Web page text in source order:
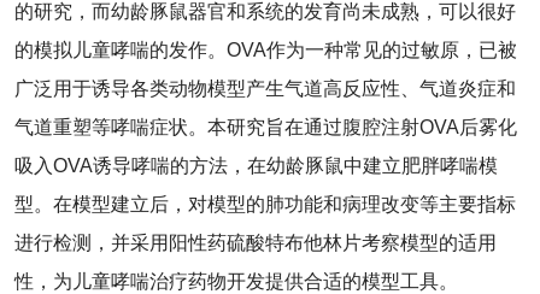
的研究，而幼龄豚鼠器官和系统的发育尚未成熟，可以很好
的模拟儿童哮喘的发作。OVA作为一种常见的过敏原，已被
广泛用于诱导各类动物模型产生气道高反应性、气道炎症和
气道重塑等哮喘症状。本研究旨在通过腹腔注射OVA后雾化
吸入OVA诱导哮喘的方法，在幼龄豚鼠中建立肥胖哮喘模
型。在模型建立后，对模型的肺功能和病理改变等主要指标
进行检测，并采用阳性药硫酸特布他林片考察模型的适用
性，为儿童哮喘治疗药物开发提供合适的模型工具。